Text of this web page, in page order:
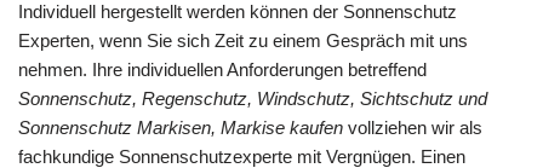
Individuell hergestellt werden können der Sonnenschutz
Experten, wenn Sie sich Zeit zu einem Gespräch mit uns
nehmen. Ihre individuellen Anforderungen betreffend
Sonnenschutz, Regenschutz, Windschutz, Sichtschutz und
Sonnenschutz Markisen, Markise kaufen vollziehen wir als
fachkundige Sonnenschutzexperte mit Vergnügen. Einen